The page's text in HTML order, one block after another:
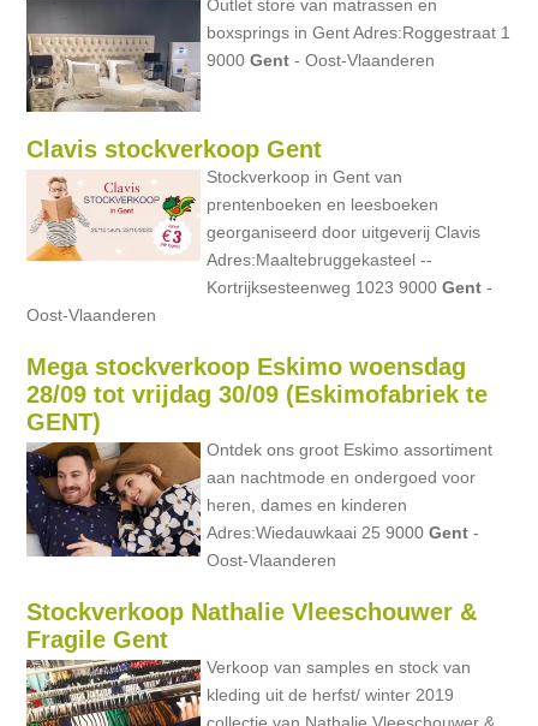
Outlet store van matrassen en
boxsprings in Gent Adres:Roggestraat 1
9000Gent - Oost-Vlaanderen
Clavis stockverkoop Gent
Stockverkoop in Gent van
prentenboeken en leesboeken
georganiseerd door uitgeverij Clavis
Adres:Maaltebruggekasteel --
Kortrijksesteenweg 1023 9000Gent -
Oost-Vlaanderen
Mega stockverkoop Eskimo woensdag
28/09 tot vrijdag 30/09 (Eskimofabriek te
GENT)
Ontdek ons groot Eskimo assortiment
aan nachtmode en ondergoed voor
heren, dames en kinderen
Adres:Wiedauwkaai 25 9000Gent -
Oost-Vlaanderen
Stockverkoop Nathalie Vleeschouwer &
Fragile Gent
Verkoop van samples en stock van
kleding uit de herfst/ winter 2019